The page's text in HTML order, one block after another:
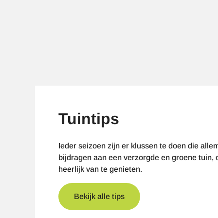
Tuintips
Ieder seizoen zijn er klussen te doen die
bijdragen aan een verzorgde en groene tuin,
heerlijk van te genieten.
Bekijk alle tips